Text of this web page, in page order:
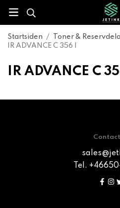
Startsiden / Toner &
IR ADVANCE C 356 I
IR ADVANCE C
Tel.